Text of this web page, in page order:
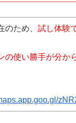
のため、 試し体験
の使い勝手が分か